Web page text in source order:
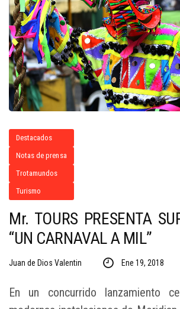
Destacados
Notas de prensa
Trotamundos
Turismo
Mr. TOURS PRESENTA
“UN CARNAVAL A MIL”
Juan de Dios Valentin Ene 19, 2018
En un concurrido lanzamiento